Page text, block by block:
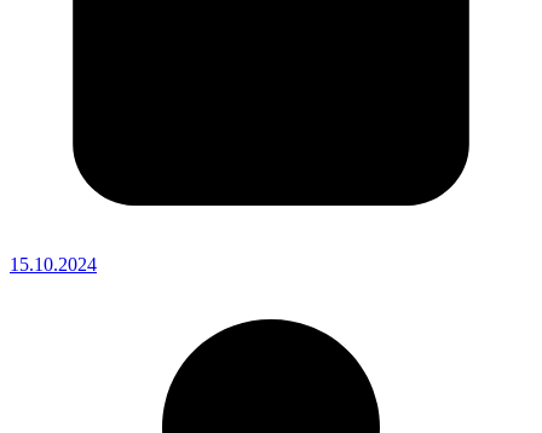
15.10.2024